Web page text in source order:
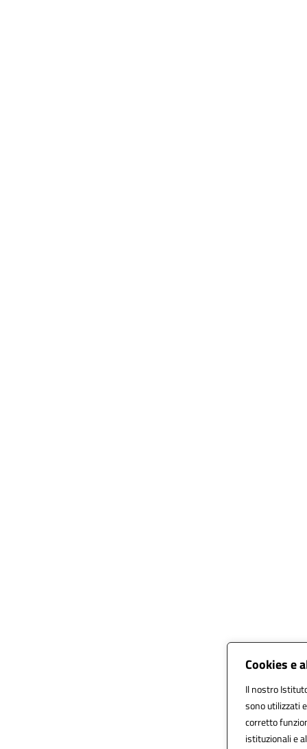
Cookies e
Il nostro
sono utilizzati
corretto
istituzionali e